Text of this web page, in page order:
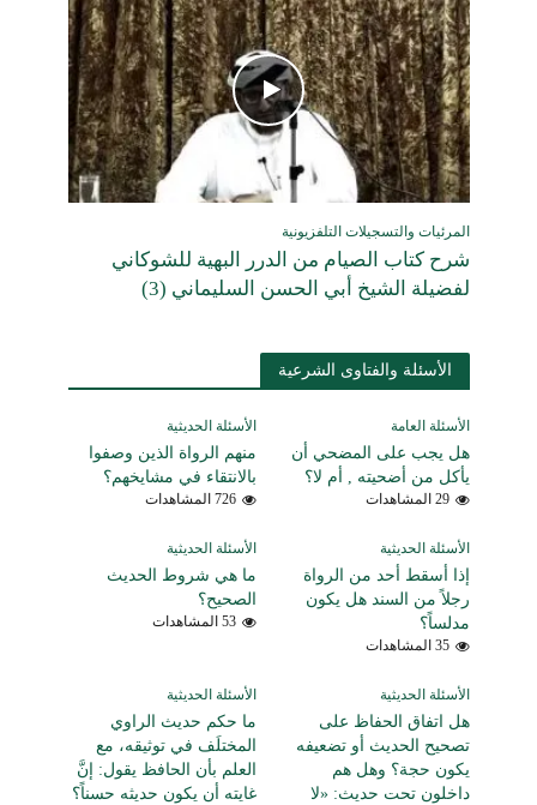
المرئيات والتسجيلات التلفزيونية
شرح كتاب الصيام من الدرر البهية للشوكاني
لفضيلة الشيخ أبي الحسن السليماني (3)
الأسئلة والفتاوى الشرعية
الأسئلة العامة
هل يجب على المضحي أن
يأكل من أضحيته , أم لا؟
29 المشاهدات
الأسئلة الحديثية
منهم الرواة الذين وصفوا
بالانتقاء في مشايخهم؟
726 المشاهدات
الأسئلة الحديثية
إذا أسقط أحد من الرواة
رجلاً من السند هل يكون
مدلساً؟
35 المشاهدات
الأسئلة الحديثية
ما هي شروط الحديث
الصحيح؟
53 المشاهدات
الأسئلة الحديثية
هل اتفاق الحفاظ على
تصحيح الحديث أو تضعيفه
يكون حجة؟ وهل هم
داخلون تحت حديث: «لا
الأسئلة الحديثية
ما حكم حديث الراوي
المختلَف في توثيقه، مع
العلم بأن الحافظ يقول: إنَّ
غايته أن يكون حديثه حسناً؟